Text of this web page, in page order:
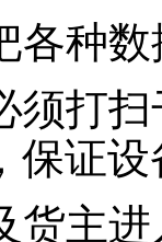
各种
须打
保证
货主